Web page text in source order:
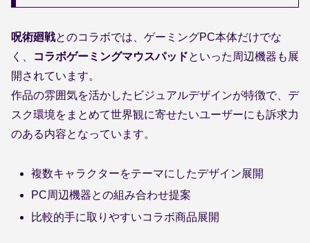
呪術廻戦とのコラボでは、ゲーミングPC本体だけでな
く、
コラボゲーミングマウスパッドといった周辺機器も展
開されています。
作品の雰囲気を活かしたビジュアルデザインが特徴で、デ
スク環境をまとめて世界観に寄せたいユーザーにも訴求力
のある内容となっています。
複数キャラクターをテーマにしたデザイン展開
PC周辺機器との組み合わせ提案
比較的手に取りやすいコラボ商品展開